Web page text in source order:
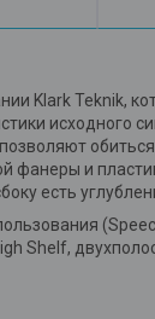
Klark Teknik,
исходного
и
есть